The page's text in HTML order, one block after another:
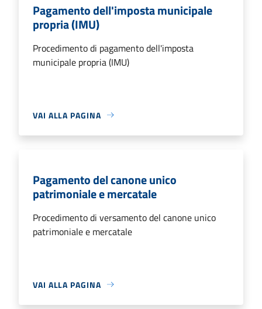
Pagamento dell'imposta municipale
propria (IMU)
Procedimento di pagamento dell'imposta
municipale propria (IMU)
VAI ALLA PAGINA
Pagamento del canone unico
patrimoniale e mercatale
Procedimento di versamento del canone unico
patrimoniale e mercatale
VAI ALLA PAGINA